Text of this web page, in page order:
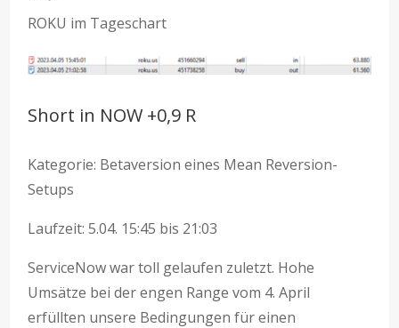
ROKU im Tageschart
Short in NOW +0,9 R
Kategorie: Betaversion eines Mean Reversion-
Setups
Laufzeit: 5.04. 15:45 bis 21:03
ServiceNow war toll gelaufen zuletzt. Hohe
Umsätze bei der engen Range vom 4. April
erfüllten unsere Bedingungen für einen